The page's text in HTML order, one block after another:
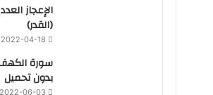
‏الإعجاز
(القدر)
2022-04-18
سورة
بدون تحميل
2022-06-03